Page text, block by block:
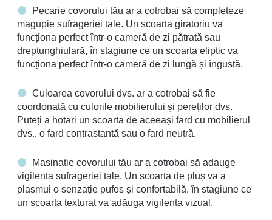
Pecarie covorului tău ar a cotrobai să completeze
magupie sufrageriei tale. Un scoarta giratoriu va
funcționa perfect într-o cameră de zi pătrată sau
dreptunghiulară, în stagiune ce un scoarta eliptic va
funcționa perfect într-o cameră de zi lungă și îngustă.
Culoarea covorului dvs. ar a cotrobai să fie
coordonată cu culorile mobilierului și pereților dvs.
Puteți a hotari un scoarta de aceeași fard cu mobilierul
dvs., o fard contrastantă sau o fard neutră.
Masinatie covorului tău ar a cotrobai să adauge
vigilenta sufrageriei tale. Un scoarta de pluș va a
plasmui o senzație pufos și confortabilă, în stagiune ce
un scoarta texturat va adăuga vigilenta vizual.